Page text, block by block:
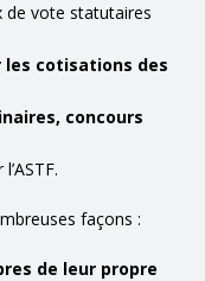
de vote statutaires
cotisations des
concours
façons :
de leur propre